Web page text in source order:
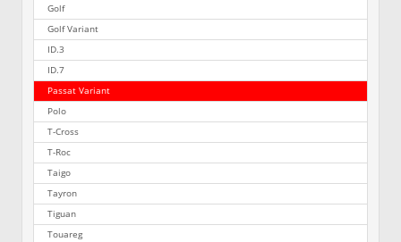
Golf
Golf Variant
ID.3
ID.7
Passat Variant
Polo
T-Cross
T-Roc
Taigo
Tayron
Tiguan
Touareg